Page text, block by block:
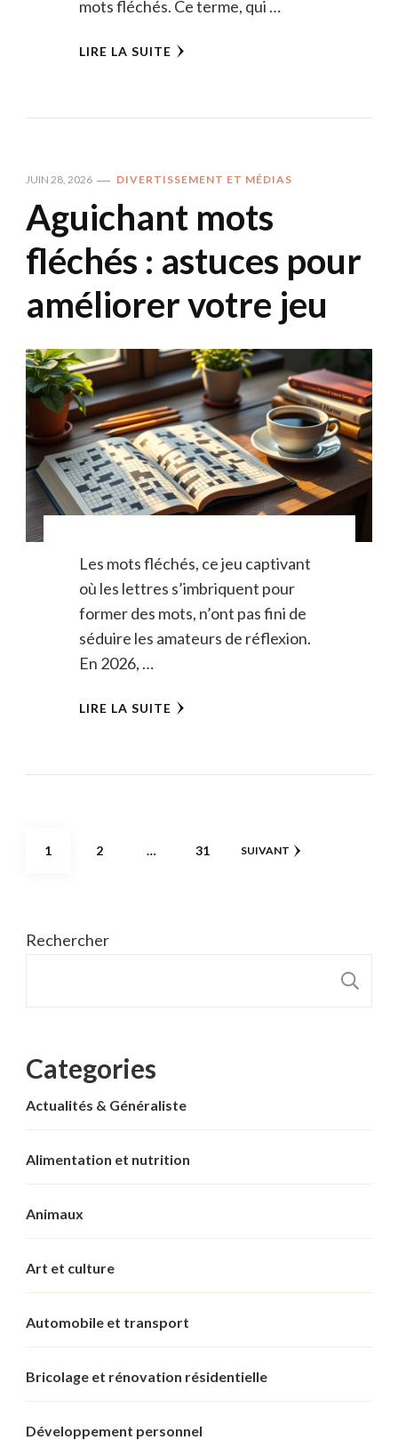
mots fléchés. Ce terme, qui …
LIRE LA SUITE
JUIN 28, 2026 DIVERTISSEMENT ET MÉDIAS
Aguichant mots
fléchés : astuces pour
améliorer votre jeu
Les mots fléchés, ce jeu captivant
où les lettres s’imbriquent pour
former des mots, n’ont pas fini de
séduire les amateurs de réflexion.
En 2026, …
LIRE LA SUITE
Pagination
PAGE
1 PAGE
2 … PAGE
31 SUIVANT
Rechercher
Categories
Actualités & Généraliste
Alimentation et nutrition
Animaux
Art et culture
Automobile et transport
Bricolage et rénovation résidentielle
Développement personnel